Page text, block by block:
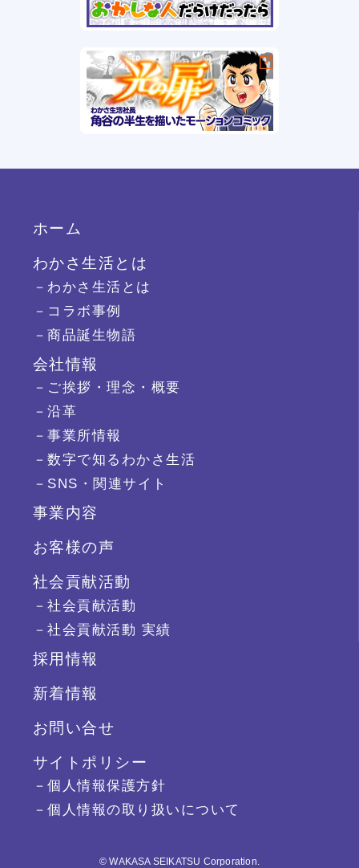
ホーム
わかさ生活とは
－わかさ生活とは
－コラボ事例
－商品誕生物語
会社情報
－ご挨拶・理念・概要
－沿革
－事業所情報
－数字で知るわかさ生活
－SNS・関連サイト
事業内容
お客様の声
社会貢献活動
－社会貢献活動
－社会貢献活動 実績
採用情報
新着情報
お問い合せ
サイトポリシー
－個人情報保護方針
－個人情報の取り扱いについて
© WAKASA SEIKATSU Corporation.